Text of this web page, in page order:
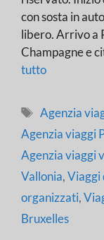
con sosta in
libero. Arrivo a
Champagne e
tutto
Tag
Agenzia
Agenzia viaggi
Agenzia viaggi
Vallonia,Viaggi
organizzati,
Bruxelles